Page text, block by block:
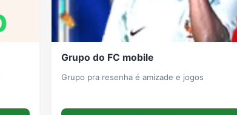
Grupo do FC mobile
Grupo pra resenha é amizade e jogos